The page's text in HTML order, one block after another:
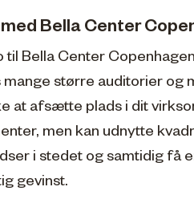
Bella Center
til Bella Center
større auditorier og
at afsætte plads i dit
men kan udnytte
i stedet og samtidig få
gevinst.